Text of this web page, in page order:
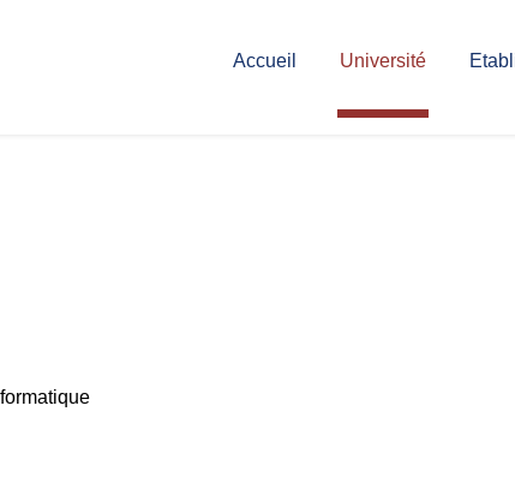
Accueil Université